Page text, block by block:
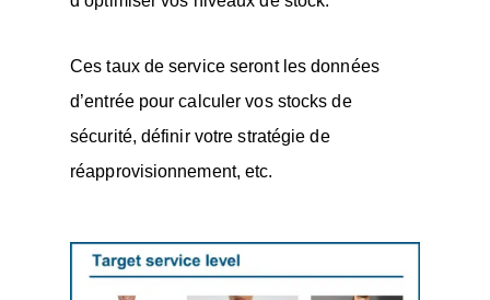
Ces taux de service seront les données
d’entrée pour calculer vos stocks de
sécurité, définir votre stratégie de
réapprovisionnement, etc.